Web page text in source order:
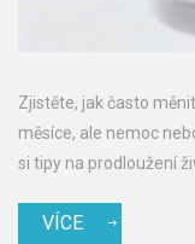
Zjistěte, jak často
měsíce, ale nemoc
si tipy na prodloužení
VÍCE